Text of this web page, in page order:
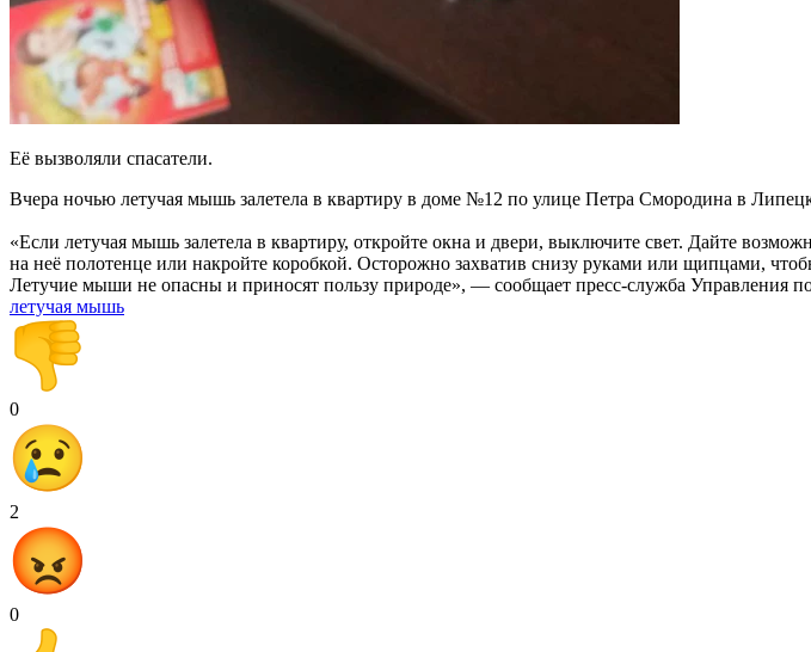
Её вызволяли спасатели.
Вчера ночью летучая мышь залетела в квартиру в доме №12 по улице Петра Смородина в
«Если летучая мышь залетела в квартиру, откройте окна и двери, выключите свет. Дайте
на неё полотенце или накройте коробкой. Осторожно захватив снизу руками или щипцами,
Летучие мыши не опасны и приносят пользу природе», — сообщает пресс-служба Управления
летучая мышь
0
2
0